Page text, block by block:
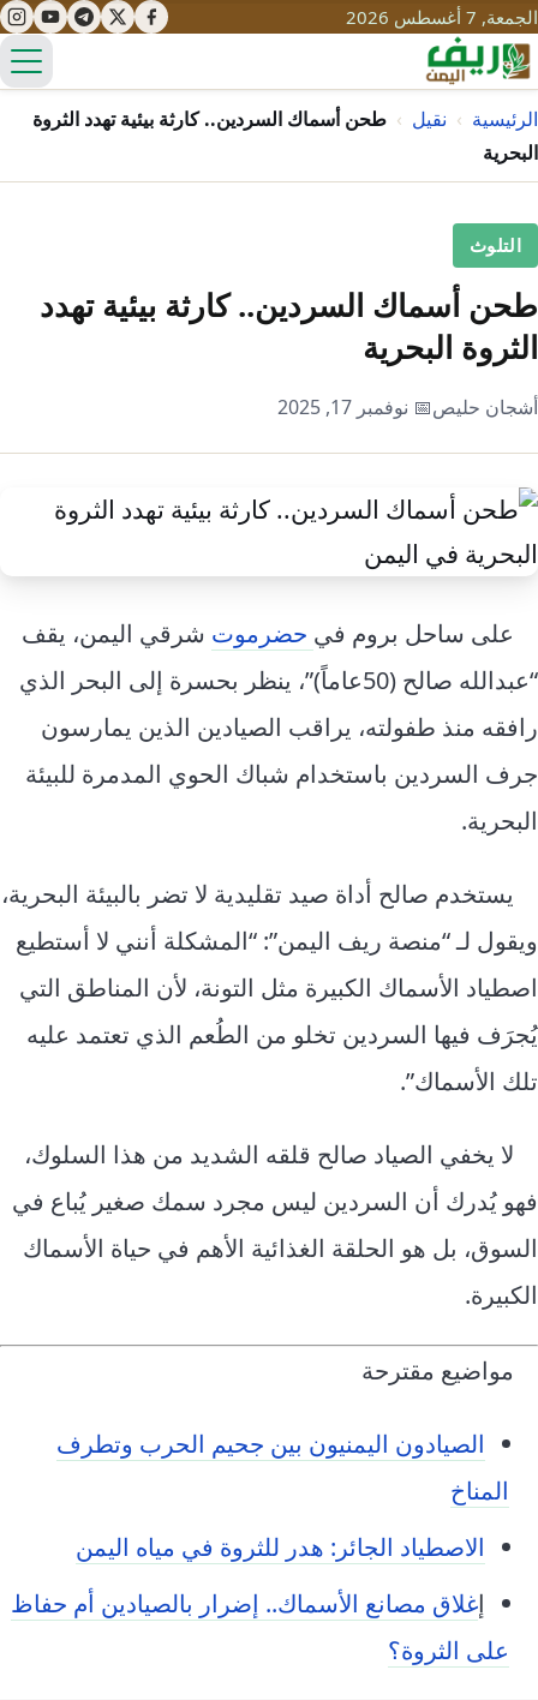
الجمعة, 7 أغسطس 2026
صحة
مياه
طرُق
تنمية
قصص نجاح
مبادرات
سياحة
تراث
ثقافة
إرشاد زراعي
قضايا
قصة
انفوجرافيك
الرئيسية › نقيل › طحن أسماك السردين.. كارثة بيئية تهدد الثروة
البحرية
التلوث
طحن أسماك السردين.. كارثة بيئية تهدد
الثروة البحرية
أشجان حليص📅 نوفمبر 17, 2025
على ساحل بروم في حضرموت شرقي اليمن، يقف
“عبدالله صالح (50عاماً)”، ينظر بحسرة إلى البحر الذي
رافقه منذ طفولته، يراقب الصيادين الذين يمارسون
جرف السردين باستخدام شباك الحوي المدمرة للبيئة
البحرية.
يستخدم صالح أداة صيد تقليدية لا تضر بالبيئة البحرية،
ويقول لـ “منصة ريف اليمن”: “المشكلة أنني لا أستطيع
اصطياد الأسماك الكبيرة مثل التونة، لأن المناطق التي
يُجرَف فيها السردين تخلو من الطُعم الذي تعتمد عليه
تلك الأسماك”.
لا يخفي الصياد صالح قلقه الشديد من هذا السلوك،
فهو يُدرك أن السردين ليس مجرد سمك صغير يُباع في
السوق، بل هو الحلقة الغذائية الأهم في حياة الأسماك
الكبيرة.
مواضيع مقترحة
الصيادون اليمنيون بين جحيم الحرب وتطرف
المناخ
الاصطياد الجائر: هدر للثروة في مياه اليمن
إغلاق مصانع الأسماك.. إضرار بالصيادين أم حفاظ
على الثروة؟